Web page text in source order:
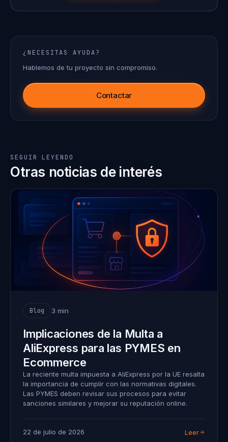
¿NECESITAS AYUDA?
Hablemos de tu proyecto sin compromiso.
Contactar
SEGUIR LEYENDO
Otras noticias de interés
Blog 3 min
Implicaciones de la Multa a
AliExpress para las PYMES en
Ecommerce
La reciente multa impuesta a AliExpress por la UE resalta
la importancia de cumplir con las normativas digitales.
Las PYMES deben revisar sus procesos para evitar
sanciones similares y mejorar su reputación online.
22 de julio de 2026 Leer